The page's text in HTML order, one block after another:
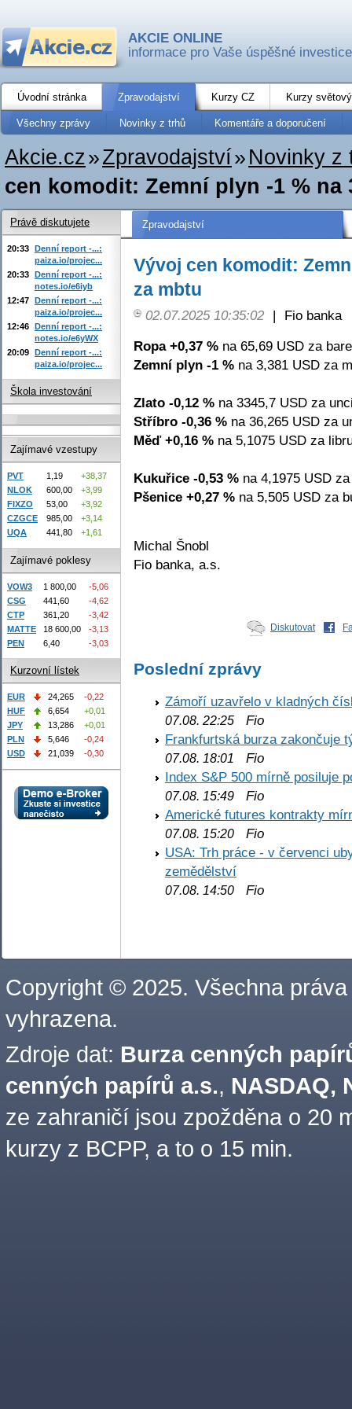
AKCIE ONLINE
informace pro Vaše úspěšné investice
Úvodní stránka Zpravodajství Kurzy CZ Kurzy
Všechny zprávy Novinky z trhů Komentáře a doporučení
Akcie.cz»Zpravodajství» Novinky z
cen komodit: Zemní plyn -1 % na
Zpravodajství
Vývoj cen komodit:
za mbtu
02.07.2025 10:35:02 |
Fio banka
Ropa +0,37 % na 65,69 USD za
Zemní plyn -1 % na 3,381 USD za
Zlato -0,12 % na 3345,7 USD za
Stříbro -0,36 % na 36,265 USD za
Měď +0,16 % na 5,1075 USD za
Kukuřice -0,53 % na 4,1975 USD
Pšenice +0,27 % na 5,505 USD za
Michal Šnobl
Fio banka, a.s.
Diskutovat
Poslední zprávy
Zámoří uzavřelo v kladných
07.08. 22:25 Fio
Frankfurtská burza zakončuje
07.08. 18:01
Fio
Index S&P 500 mírně posiluje
07.08. 15:49 Fio
Americké futures kontrakty
07.08. 15:20 Fio
USA: Trh práce - v červenci
zemědělství
07.08. 14:50 Fio
Právě diskutujete
20:33 Denní report -...:
paiza.io/projec...
20:33 Denní report -...:
notes.io/e6iyb
12:47 Denní report -...:
paiza.io/projec...
12:46 Denní report -...:
notes.io/e6yWX
20:09 Denní report -...:
paiza.io/projec...
Škola investování
Zajímavé vzestupy
PVT 1,19
+38,37
NLOK
600,00
+3,99
FIXZO
53,00
+3,92
CZGCE
985,00
+3,14
UQA
441,80 +1,61
Zajímavé poklesy
VOW3 1 800,00
-5,06
CSG
441,60
-4,62
CTP
361,20
-3,42
MATTE
18 600,00
-3,13
PEN
6,40 -3,03
Kurzovní lístek
EUR 24,265
-0,22
HUF
6,654
+0,01
JPY
13,286
+0,01
PLN
5,646
-0,24
USD
21,039 -0,30
Copyright © 2025. Všechna práva
vyhrazena.
Zdroje dat: Burza cenných
cenných papírů a.s., NASDAQ,
ze zahraničí jsou zpožděna o 20
kurzy z BCPP, a to o 15 min.